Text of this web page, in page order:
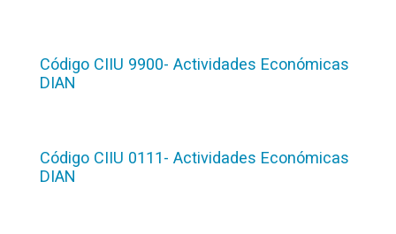
Código CIIU 9900- Actividades Económicas
DIAN
Código CIIU 0111- Actividades Económicas
DIAN